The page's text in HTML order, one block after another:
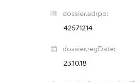
dossier.edrpo:
42571214
dossier.regDate:
23.10.18